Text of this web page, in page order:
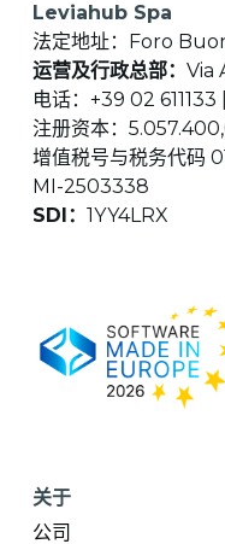
Leviahub Spa
法定地址：Foro
运营及行政总部：Via
电话：+39 02
注册资本：
增值税号与税务代码
MI-2503338
SDI：1YY4LRX
关于
公司